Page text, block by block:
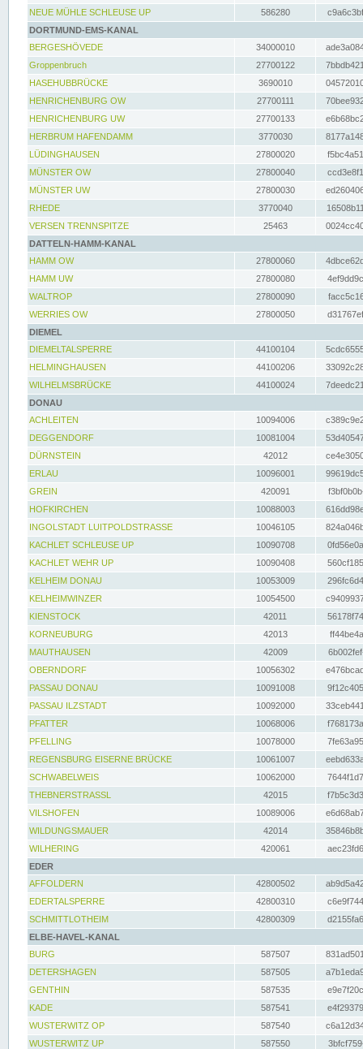
NEUE MÜHLE SCHLEUSE UP
586280
DORTMUND-EMS-KANAL
BERGESHÖVEDE
34000010
Groppenbruch
27700122
HASEHUBBRÜCKE
3690010
HENRICHENBURG OW
27700111
HENRICHENBURG UW
27700133
HERBRUM HAFENDAMM
3770030
LÜDINGHAUSEN
27800020
MÜNSTER OW
27800040
MÜNSTER UW
27800030
RHEDE
3770040
VERSEN TRENNSPITZE
25463
DATTELN-HAMM-KANAL
HAMM OW
27800060
HAMM UW
27800080
WALTROP
27800090
WERRIES OW
27800050
DIEMEL
DIEMELTALSPERRE
44100104
HELMINGHAUSEN
44100206
WILHELMSBRÜCKE
44100024
DONAU
ACHLEITEN
10094006
DEGGENDORF
10081004
DÜRNSTEIN
42012
ERLAU
10096001
GREIN
420091
HOFKIRCHEN
10088003
INGOLSTADT LUITPOLDSTRASSE
10046105
KACHLET SCHLEUSE UP
10090708
KACHLET WEHR UP
10090408
KELHEIM DONAU
10053009
KELHEIMWINZER
10054500
KIENSTOCK
42011
KORNEUBURG
42013
MAUTHAUSEN
42009
OBERNDORF
10056302
PASSAU DONAU
10091008
PASSAU ILZSTADT
10092000
PFATTER
10068006
PFELLING
10078000
REGENSBURG EISERNE BRÜCKE
10061007
SCHWABELWEIS
10062000
THEBNERSTRASSL
42015
VILSHOFEN
10089006
WILDUNGSMAUER
42014
WILHERING
420061
EDER
AFFOLDERN
42800502
EDERTALSPERRE
42800310
SCHMITTLOTHEIM
42800309
ELBE-HAVEL-KANAL
BURG
587507
DETERSHAGEN
587505
GENTHIN
587535
KADE
587541
WUSTERWITZ OP
587540
WUSTERWITZ UP
587550